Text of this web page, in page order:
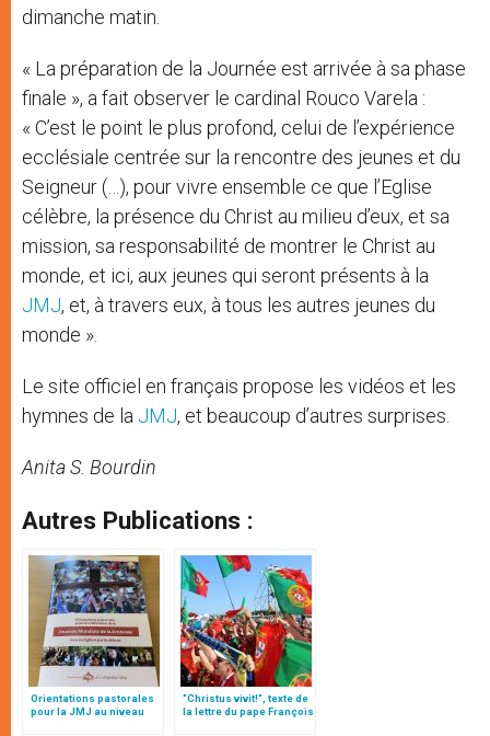
dimanche matin.
« La préparation de la Journée est arrivée à sa phase
finale », a fait observer le cardinal Rouco Varela :
« C’est le point le plus profond, celui de l’expérience
ecclésiale centrée sur la rencontre des jeunes et du
Seigneur (…), pour vivre ensemble ce que l’Eglise
célèbre, la présence du Christ au milieu d’eux, et sa
mission, sa responsabilité de montrer le Christ au
monde, et ici, aux jeunes qui seront présents à la
JMJ, et, à travers eux, à tous les autres jeunes du
monde ».
Le site officiel en français propose les vidéos et les
hymnes de la JMJ, et beaucoup d’autres surprises.
Anita S. Bourdin
Autres Publications :
Orientations pastorales
pour la JMJ au niveau
local (texte intégral)
"Christus vivit!", texte de
la lettre du pape François